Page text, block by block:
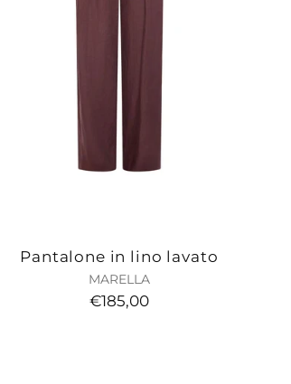
Pantalone in lino lavato
MARELLA
€185,00